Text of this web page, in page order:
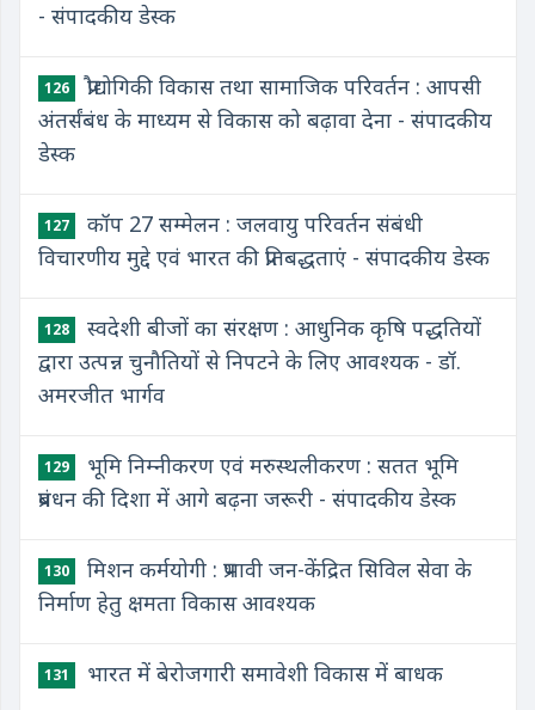
- संपादकीय डेस्क
126
प्रौद्योगिकी विकास तथा सामाजिक परिवर्तन : आपसी
अंतर्संबंध के माध्यम से विकास को बढ़ावा देना - संपादकीय
डेस्क
127
कॉप 27 सम्मेलन : जलवायु परिवर्तन संबंधी
विचारणीय मुद्दे एवं भारत की प्रतिबद्धताएं - संपादकीय डेस्क
128
स्वदेशी बीजों का संरक्षण : आधुनिक कृषि पद्धतियों
द्वारा उत्पन्न चुनौतियों से निपटने के लिए आवश्यक - डॉ.
अमरजीत भार्गव
129
भूमि निम्नीकरण एवं मरुस्थलीकरण : सतत भूमि
प्रबंधन की दिशा में आगे बढ़ना जरूरी - संपादकीय डेस्क
130
मिशन कर्मयोगी : प्रभावी जन-केंद्रित सिविल सेवा के
निर्माण हेतु क्षमता विकास आवश्यक
131 भारत में बेरोजगारी समावेशी विकास में बाधक